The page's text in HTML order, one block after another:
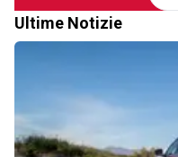
Ultime Notizie